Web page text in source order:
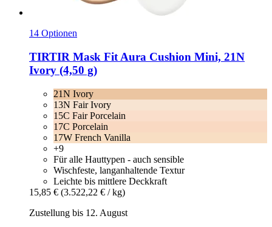
14 Optionen
TIRTIR Mask Fit Aura Cushion Mini, 21N
Ivory (4,50 g)
21N Ivory
13N Fair Ivory
15C Fair Porcelain
17C Porcelain
17W French Vanilla
+9
Für alle Hauttypen - auch sensible
Wischfeste, langanhaltende Textur
Leichte bis mittlere Deckkraft
15,85 € (3.522,22 € / kg)
Zustellung bis 12. August